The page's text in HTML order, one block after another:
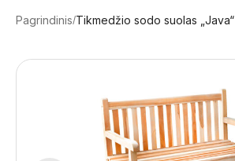
Pagrindinis Tikmedžio sodo suolas „Java“